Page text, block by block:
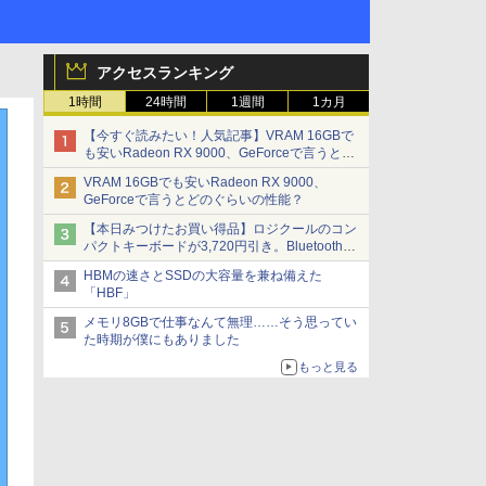
アクセスランキング
1時間 24時間 1週間 1カ月
【今すぐ読みたい！人気記事】VRAM 16GBで
も安いRadeon RX 9000、GeForceで言うとど
のぐらいの性能？ - PC Watch
VRAM 16GBでも安いRadeon RX 9000、
GeForceで言うとどのぐらいの性能？
【本日みつけたお買い得品】ロジクールのコン
パクトキーボードが3,720円引き。Bluetoothで3
台接続対応
HBMの速さとSSDの大容量を兼ね備えた
「HBF」
メモリ8GBで仕事なんて無理……そう思ってい
た時期が僕にもありました
もっと見る